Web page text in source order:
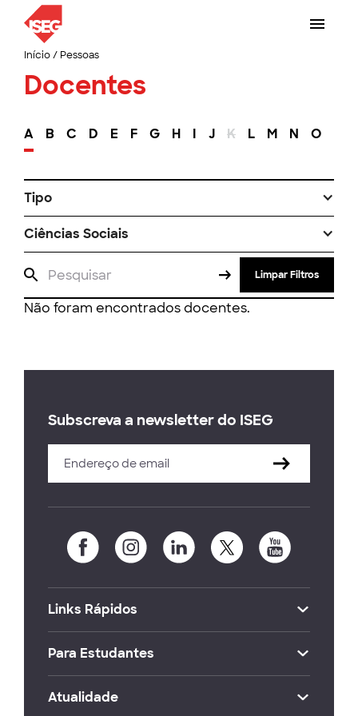
Início/ Pessoas
Docentes
A B C D E F G H I J K L M N O
Tipo
Ciências Sociais
Limpar Filtros
Não foram encontrados docentes.
Subscreva a newsletter do ISEG
Links Rápidos
Para Estudantes
Atualidade